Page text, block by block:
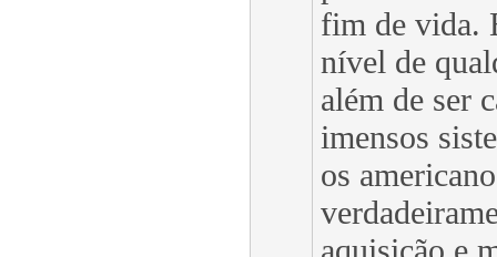
fim de vida.
nível de
além de ser
imensos
os